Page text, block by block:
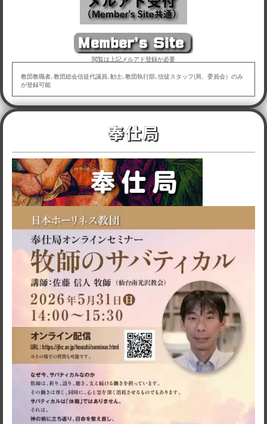
閲覧は上記メルアド登録が必要
教団教職者､教団総会信徒代議員､勧士､教団執行部､信徒スタッフ(局、委員会）のみ
が登録可能
奉仕局